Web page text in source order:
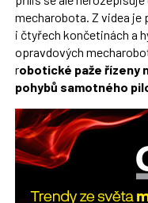
mecharobota. Z videa je
i čtyřech končetinách a
opravdových
robotické paže řízeny
pohybů samotného